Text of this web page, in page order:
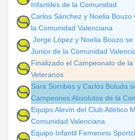
Infantiles de la Comunidad
Carlos Sánchez y Noelia
la Comunidad Valenciana
Jorge López y Noelia Bouzo
Junior de la Comunidad
Finalizado el Campeonato de
Veteranos
Sara Sorribes y Carlos Boluda
Campeones Absolutos de la
Equipo Alevín del Club Atlético
Comunidad Valenciana
Equipo Infantil Femenino